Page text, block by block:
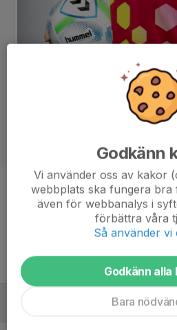
Position
-
11 år
ALLA ÅR
Godkänn
Vi använder oss av kakor
webbplats ska fungera bra
även för webbanalys i
förbättra våra
Så använder vi
Godkänn alla
Bara